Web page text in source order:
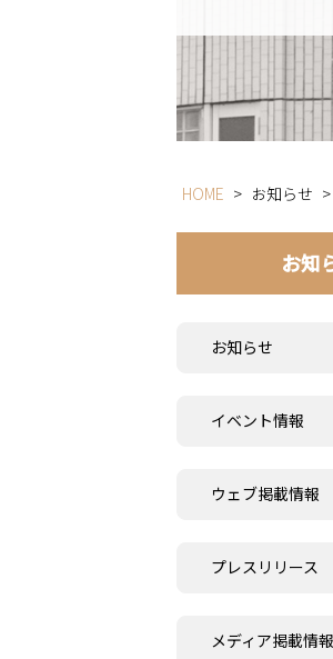
HOME > お知らせ >
お知
お知らせ
イベント情報
ウェブ掲載情報
プレスリリース
メディア掲載情報